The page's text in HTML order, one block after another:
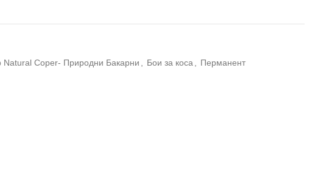
Natural Coper- Природни Бакарни Бои за коса
Перманент